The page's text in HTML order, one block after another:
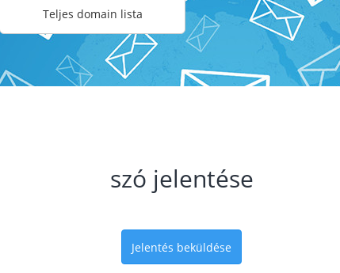
Teljes domain lista
szó jelentése
Jelentés beküldése